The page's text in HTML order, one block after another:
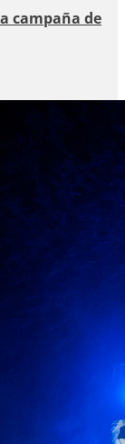
campaña de